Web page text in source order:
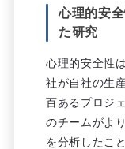
心理的安
た研究
心理的安全性
社が自社の生
百あるプロジ
のチームがよ
を分析したこ